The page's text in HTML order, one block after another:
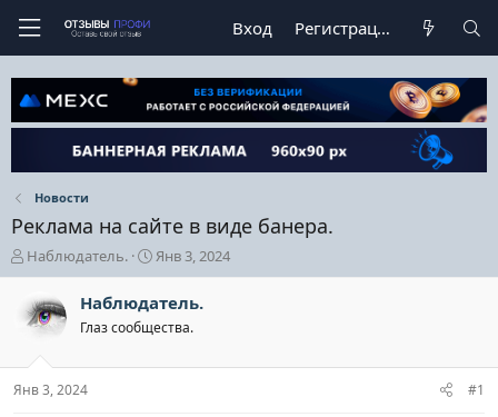
Вход Регистрация
Новости
Реклама на сайте в виде банера.
А
в
о
е
м
Наблюдатель.
Д
а
а
н
ч
Янв 3, 2024
Наблюдатель.
Глаз сообщества.
Янв 3, 2024 #1